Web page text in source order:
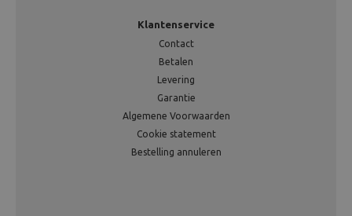
Klantenservice
Contact
Betalen
Levering
Garantie
Algemene Voorwaarden
Cookie statement
Bestelling annuleren